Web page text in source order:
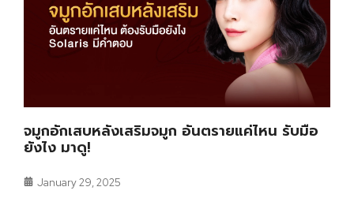
จมูกอักเสบหลังเสริมจมูก อันตรายแค่ไหน รับมือ
ยังไง มาดู!
January 29, 2025